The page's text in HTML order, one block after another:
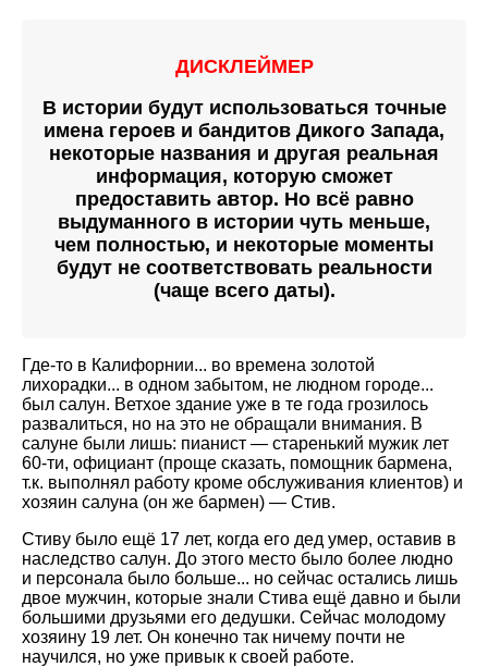
ДИСКЛЕЙМЕР
В истории будут использоваться точные
имена героев и бандитов Дикого Запада,
некоторые названия и другая реальная
информация, которую сможет
предоставить автор. Но всё равно
выдуманного в истории чуть меньше,
чем полностью, и некоторые моменты
будут не соответствовать реальности
(чаще всего даты).
Где-то в Калифорнии... во времена золотой
лихорадки... в одном забытом, не людном городе...
был салун. Ветхое здание уже в те года грозилось
развалиться, но на это не обращали внимания. В
салуне были лишь: пианист — старенький мужик лет
60-ти, официант (проще сказать, помощник бармена,
т.к. выполнял работу кроме обслуживания клиентов) и
хозяин салуна (он же бармен) — Стив.
Стиву было ещё 17 лет, когда его дед умер, оставив в
наследство салун. До этого место было более людно
и персонала было больше... но сейчас остались лишь
двое мужчин, которые знали Стива ещё давно и были
большими друзьями его дедушки. Сейчас молодому
хозяину 19 лет. Он конечно так ничему почти не
научился, но уже привык к своей работе.